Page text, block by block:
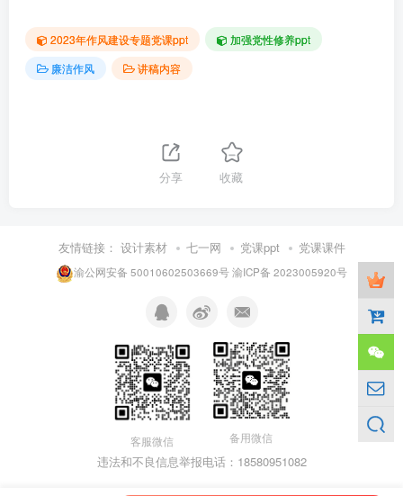
2023年作风建设专题党课ppt
加强党性修养ppt
廉洁作风
讲稿内容
分享 收藏
友情链接： 设计素材 七一网 党课ppt 党课课件
渝公网安备 50010602503669号渝ICP备 2023005920号
客服微信 备用微信
违法和不良信息举报电话：18580951082